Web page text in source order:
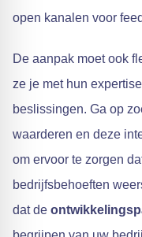
open kanalen voor
De aanpak moet ook
ze je met hun
beslissingen. Ga op
waarderen en deze
om ervoor te zorgen
bedrijfsbehoeften
dat de